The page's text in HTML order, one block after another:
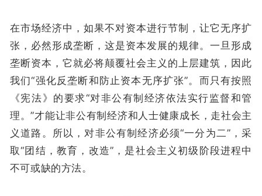
在市场经济中，如果不对资本进行节制，让它无序扩
张，必然形成垄断，这是资本发展的规律。一旦形成
垄断资本，它就必将颠覆社会主义的上层建筑，因此
我们“强化反垄断和防止资本无序扩张”。而只有按照
《宪法》的要求“对非公有制经济依法实行监督和管
理。”才能让非公有制经济和人士健康成长，走社会主
义道路。所以，对非公有制经济必须“一分为二”，采
取“团结，教育，改造”，是社会主义初级阶段进程中
不可或缺的方法。